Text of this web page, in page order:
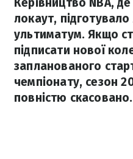
Керівництво NBA,
локаут, підготувало
ультиматум. Якщо
підписати нової
запланованого
чемпіонату, сезон
повністю скасовано.